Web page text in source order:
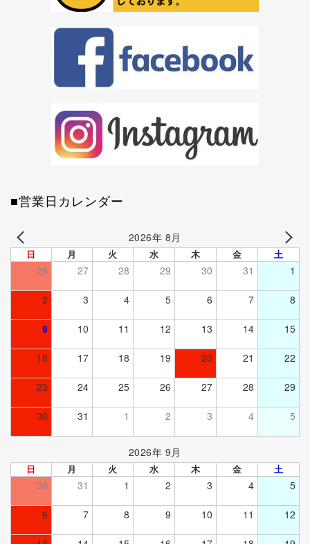
■営業日カレンダー
2026年 8月
日 月 火 水 木 金 土
26 27 28 29 30 31 1
2 3 4 5 6 7 8
9 10 11 12 13 14 15
16 17 18 19 20 21 22
23 24 25 26 27 28 29
30 31 1 2 3 4 5
2026年 9月
日 月 火 水 木 金 土
30 31 1 2 3 4 5
6 7 8 9 10 11 12